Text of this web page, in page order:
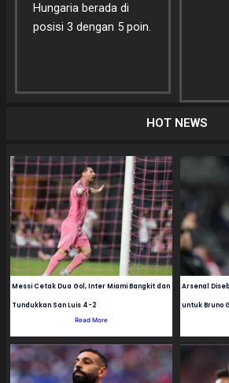
Hungaria berada di
posisi 3 dengan 5 poin.
HOT NEWS
Messi Cetak Dua Gol, Inter Miami Bangkit dan
Tundukkan San Luis 4-2
Read More
Arsenal
untuk Bruno